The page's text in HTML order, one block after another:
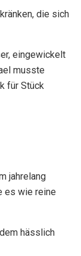
die sich
eingewickelt
musste
für Stück
jahrelang
es wie reine
hässlich